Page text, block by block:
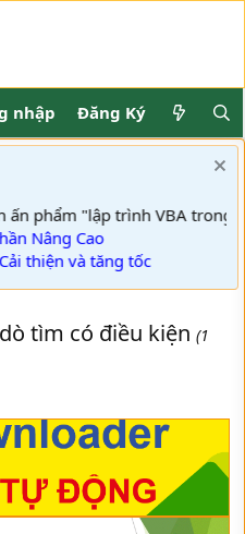
nhập Đăng Ký
ấn phẩm "lập trình VBA trong
Nâng Cao
thiện và tăng tốc
tìm có điều kiện (1